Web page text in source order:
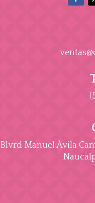
Blvrd Manuel Ávila